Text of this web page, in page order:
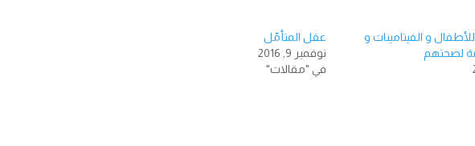
و الفيتامينات و
لصحتهم
عقل المتأمّل
نوفمبر 9, 2016
في "مقالات"